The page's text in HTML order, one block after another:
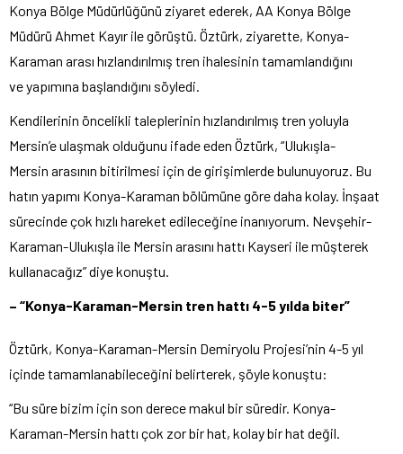
Konya Bölge Müdürlüğünü ziyaret ederek, AA Konya Bölge
Müdürü Ahmet Kayır ile görüştü. Öztürk, ziyarette, Konya-
Karaman arası hızlandırılmış tren ihalesinin tamamlandığını
ve yapımına başlandığını söyledi.
Kendilerinin öncelikli taleplerinin hızlandırılmış tren yoluyla
Mersin’e ulaşmak olduğunu ifade eden Öztürk, “Ulukışla-
Mersin arasının bitirilmesi için de girişimlerde bulunuyoruz. Bu
hatın yapımı Konya-Karaman bölümüne göre daha kolay. İnşaat
sürecinde çok hızlı hareket edileceğine inanıyorum. Nevşehir-
Karaman-Ulukışla ile Mersin arasını hattı Kayseri ile müşterek
kullanacağız” diye konuştu.
– “Konya-Karaman-Mersin tren hattı 4-5 yılda biter”
Öztürk, Konya-Karaman-Mersin Demiryolu Projesi’nin 4-5 yıl
içinde tamamlanabileceğini belirterek, şöyle konuştu:
“Bu süre bizim için son derece makul bir süredir. Konya-
Karaman-Mersin hattı çok zor bir hat, kolay bir hat değil.